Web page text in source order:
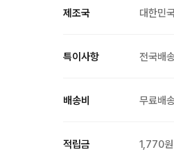
제조국 대한민
특이사항 전국배
배송비 무료배
적립금 1,770원